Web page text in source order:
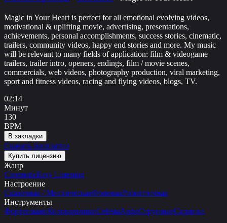
Magic in Your Heart is perfect for all emotional evolving videos,
motivational & uplifting movie, advertising, presentations,
achievements, personal accomplishments, success stories, cinematic,
trailers, community videos, happy end stories and more. My music
will be relevant to many fields of application: film & videogame
trailers, trailer intro, openers, endings, film / movie scenes,
commercials, web videos, photography production, viral marketing,
sport and fitness videos, racing and flying videos, blogs, TV.
02:14
Минут
130
BPM
В закладки
Скачать бесплатно
Купить лицензию
Жанр
CinematicEasy Listening
Настроение
Сказочная / МистическаяФоноваяРомантичная
Инструменты
ФортепианоКолокольчикиCelestaАрфаСтрунныеСкрипка